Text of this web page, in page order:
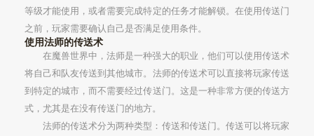
等级才能使用，或者需要完成特定的任务才能解锁。在使用传送门
之前，玩家需要确认自己是否满足使用条件。
使用法师的传送术
在魔兽世界中，法师是一种强大的职业，他们可以使用传送术
将自己和队友传送到其他城市。法师的传送术可以直接将玩家传送
到特定的城市，而不需要经过传送门。这是一种非常方便的传送方
式，尤其是在没有传送门的地方。
法师的传送术分为两种类型：传送和传送门。传送可以将玩家